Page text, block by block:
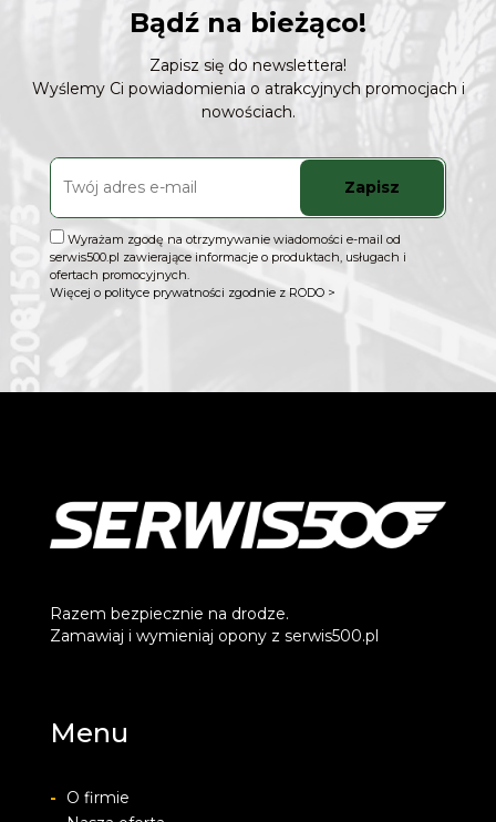
Bądź na bieżąco!
Zapisz się do newslettera!
Wyślemy Ci powiadomienia o atrakcyjnych promocjach i
nowościach.
Zapisz
Wyrażam zgodę na otrzymywanie wiadomości e-mail od
serwis500.pl zawierające informacje o produktach, usługach i
ofertach promocyjnych.
Więcej o polityce prywatności zgodnie z RODO >
Razem bezpiecznie na drodze.
Zamawiaj i wymieniaj opony z serwis500.pl
Menu
-
O firmie